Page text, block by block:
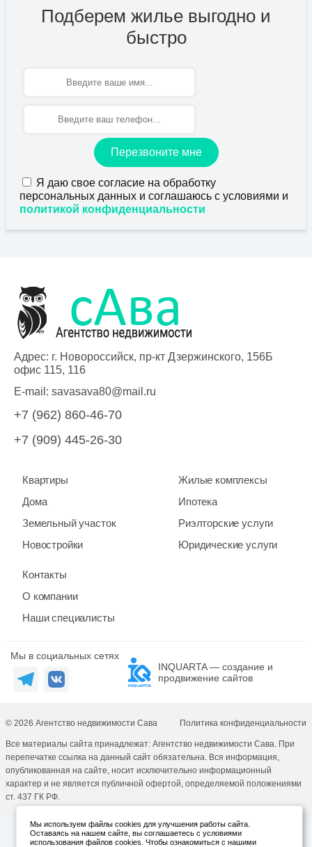
Подберем жилье выгодно и
быстро
Перезвоните мне
Я даю свое согласие на обработку
персональных данных и соглашаюсь с условиями и
политикой конфиденциальности
Адрес: г. Новороссийск, пр-кт Дзержинского, 156Б
офис 115, 116
E-mail: savasava80@mail.ru
+7 (962) 860-46-70
+7 (909) 445-26-30
Квартиры
Дома
Земельный участок
Новостройки
Жилые комплексы
Ипотека
Риэлторские услуги
Юридические услуги
Контакты
О компании
Наши специалисты
Мы в социальных сетях
INQUARTA — создание и
продвижение сайтов
© 2026 Агентство недвижимости Сава Политика конфиденциальности
Все материалы сайта принадлежат: Агентство недвижимости Сава. При
перепечатке ссылка на данный сайт обязательна. Вся информация,
опубликованная на сайте, носит исключительно информационный
характер и не является публичной офертой, определяемой положениями
ст. 437 ГК РФ.
Мы используем файлы cookies для улучшения работы сайта.
Оставаясь на нашем сайте, вы соглашаетесь с условиями
использования файлов cookies. Чтобы ознакомиться с нашими